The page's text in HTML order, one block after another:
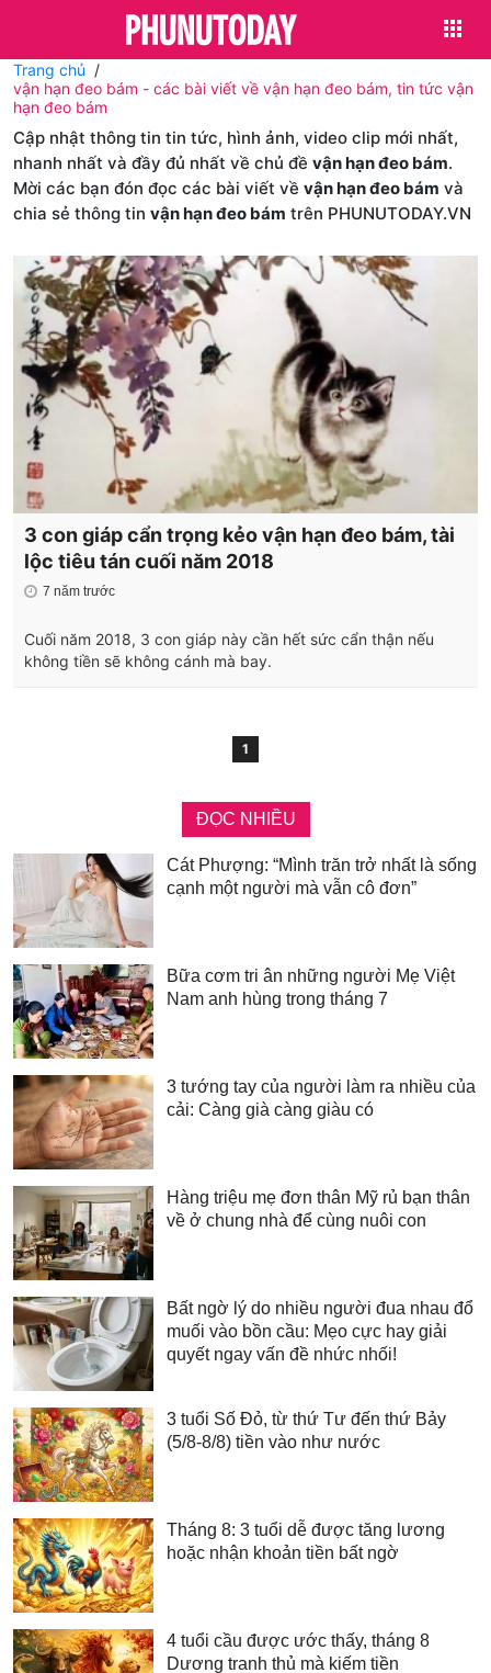
Trang chủ
vận hạn đeo bám - các bài viết về vận hạn đeo bám, tin tức vận
hạn đeo bám
Cập nhật thông tin tin tức, hình ảnh, video clip mới nhất,
nhanh nhất và đầy đủ nhất về chủ đề vận hạn đeo bám.
Mời các bạn đón đọc các bài viết về vận hạn đeo bám và
chia sẻ thông tin vận hạn đeo bám trên PHUNUTODAY.VN
3 con giáp cẩn trọng kẻo vận hạn đeo bám, tài
lộc tiêu tán cuối năm 2018
7 năm trước
Cuối năm 2018, 3 con giáp này cần hết sức cẩn thận nếu
không tiền sẽ không cánh mà bay.
1
ĐỌC NHIỀU
Cát Phượng: “Mình trăn trở nhất là sống
cạnh một người mà vẫn cô đơn”
Bữa cơm tri ân những người Mẹ Việt
Nam anh hùng trong tháng 7
3 tướng tay của người làm ra nhiều của
cải: Càng già càng giàu có
Hàng triệu mẹ đơn thân Mỹ rủ bạn thân
về ở chung nhà để cùng nuôi con
Bất ngờ lý do nhiều người đua nhau đổ
muối vào bồn cầu: Mẹo cực hay giải
quyết ngay vấn đề nhức nhối!
3 tuổi Số Đỏ, từ thứ Tư đến thứ Bảy
(5/8-8/8) tiền vào như nước
Tháng 8: 3 tuổi dễ được tăng lương
hoặc nhận khoản tiền bất ngờ
4 tuổi cầu được ước thấy, tháng 8
Dương tranh thủ mà kiếm tiền